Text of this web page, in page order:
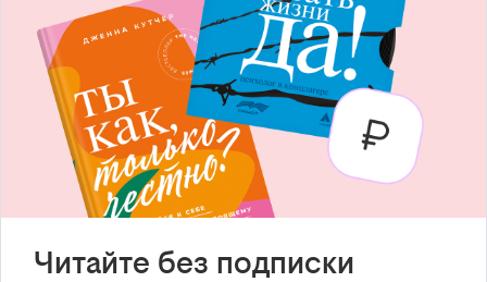
Читайте без подписки